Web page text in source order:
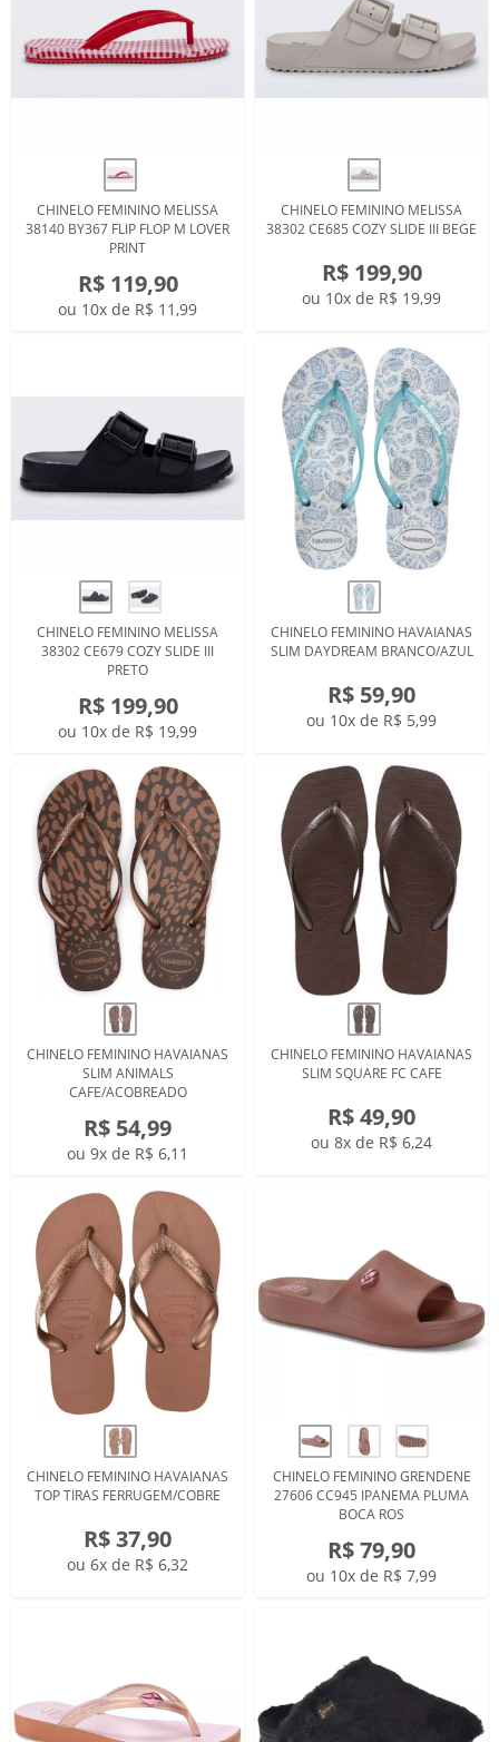
CHINELO FEMININO MELISSA
38140 BY367 FLIP FLOP M LOVER
PRINT
R$ 119,90
ou 10x de R$ 11,99
CHINELO FEMININO MELISSA
38302 CE685 COZY SLIDE III BEGE
R$ 199,90
ou 10x de R$ 19,99
CHINELO FEMININO MELISSA
38302 CE679 COZY SLIDE III
PRETO
R$ 199,90
ou 10x de R$ 19,99
CHINELO FEMININO HAVAIANAS
SLIM DAYDREAM BRANCO/AZUL
R$ 59,90
ou 10x de R$ 5,99
CHINELO FEMININO HAVAIANAS
SLIM ANIMALS
CAFE/ACOBREADO
R$ 54,99
ou 9x de R$ 6,11
CHINELO FEMININO HAVAIANAS
SLIM SQUARE FC CAFE
R$ 49,90
ou 8x de R$ 6,24
CHINELO FEMININO HAVAIANAS
TOP TIRAS FERRUGEM/COBRE
R$ 37,90
ou 6x de R$ 6,32
CHINELO FEMININO GRENDENE
27606 CC945 IPANEMA PLUMA
BOCA ROS
R$ 79,90
ou 10x de R$ 7,99